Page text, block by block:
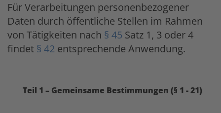
Für Verarbeitungen personenbezogener
Daten durch öffentliche Stellen im Rahmen
von Tätigkeiten nach § 45 Satz 1, 3 oder 4
findet § 42 entsprechende Anwendung.
Teil 1 – Gemeinsame Bestimmungen (§ 1 - 21)